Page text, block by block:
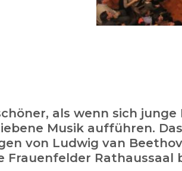
als wenn sich
Musik aufführen.
von Ludwig van
Frauenfelder Rathaussaal